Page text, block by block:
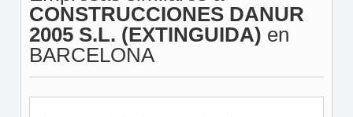
CONSTRUCCIONES DANUR
2005 S.L. (EXTINGUIDA) en
BARCELONA